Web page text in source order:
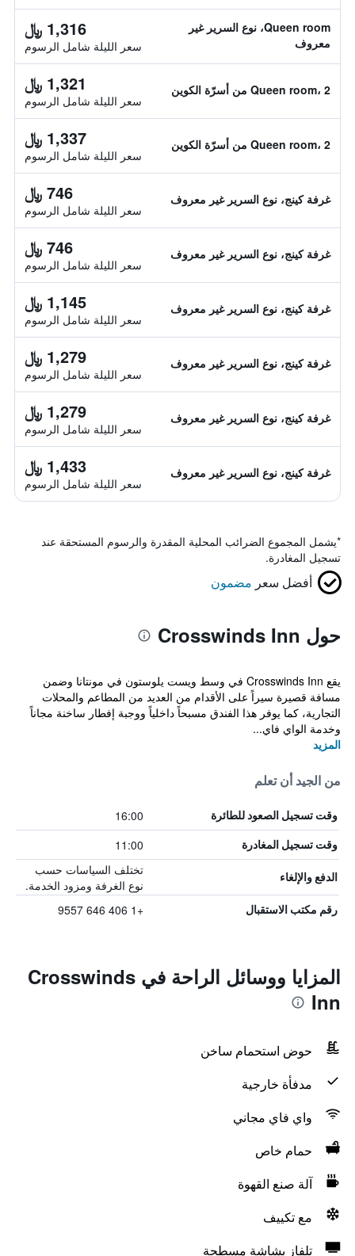
Queen room، نوع السرير غير
معروف
1,316 ﷼
سعر الليلة شامل الرسوم
Queen room، 2 من أسرّة الكوين 1,321 ﷼
سعر الليلة شامل الرسوم
Queen room، 2 من أسرّة الكوين 1,337 ﷼
سعر الليلة شامل الرسوم
غرفة كينج، نوع السرير غير معروف 746 ﷼
سعر الليلة شامل الرسوم
غرفة كينج، نوع السرير غير معروف 746 ﷼
سعر الليلة شامل الرسوم
غرفة كينج، نوع السرير غير معروف 1,145 ﷼
سعر الليلة شامل الرسوم
غرفة كينج، نوع السرير غير معروف 1,279 ﷼
سعر الليلة شامل الرسوم
غرفة كينج، نوع السرير غير معروف 1,279 ﷼
سعر الليلة شامل الرسوم
غرفة كينج، نوع السرير غير معروف 1,433 ﷼
سعر الليلة شامل الرسوم
*يشمل المجموع الضرائب المحلية المقدرة والرسوم المستحقة عند
تسجيل المغادرة.
أفضل سعر مضمون
حول Crosswinds Inn
يقع Crosswinds Inn في وسط ويست يلوستون في مونتانا وضمن
مسافة قصيرة سيراً على الأقدام من العديد من المطاعم والمحلات
التجارية، كما يوفر هذا الفندق مسبحاً داخلياً ووجبة إفطار ساخنة مجاناً
وخدمة الواي فاي...
المزيد
من الجيد أن تعلم
وقت تسجيل الصعود للطائرة 16:00
وقت تسجيل المغادرة 11:00
الدفع والإلغاء
تختلف السياسات حسب
نوع الغرفة ومزود الخدمة.
رقم مكتب الاستقبال +1 406 646 9557
المزايا ووسائل الراحة في Crosswinds
Inn
حوض استحمام ساخن
مدفأة خارجية
واي فاي مجاني
حمام خاص
آلة صنع القهوة
مع تكييف
تلفاز بشاشة مسطحة